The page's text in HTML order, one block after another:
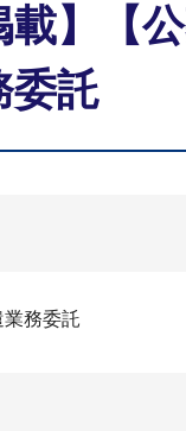
載】【
委託
務委託